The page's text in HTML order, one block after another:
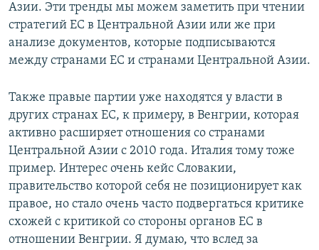
Азии. Эти тренды мы можем заметить при чтении
стратегий ЕС в Центральной Азии или же при
анализе документов, которые подписываются
между странами ЕС и странами Центральной Азии.
Также правые партии уже находятся у власти в
других странах ЕС, к примеру, в Венгрии, которая
активно расширяет отношения со странами
Центральной Азии с 2010 года. Италия тому тоже
пример. Интерес очень кейс Словакии,
правительство которой себя не позиционирует как
правое, но стало очень часто подвергаться критике
схожей с критикой со стороны органов ЕС в
отношении Венгрии. Я думаю, что вслед за